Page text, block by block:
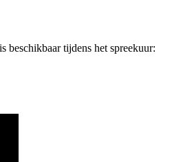
tijdens het spreekuur: